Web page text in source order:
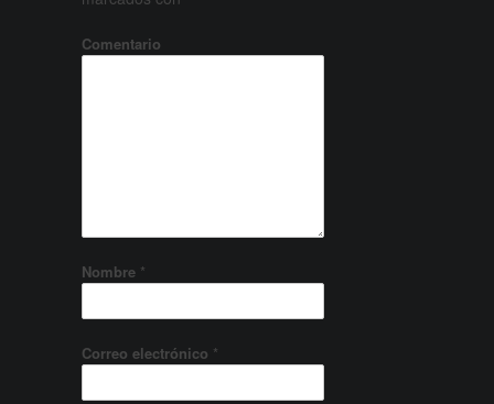
Comentario
Nombre *
Correo electrónico *